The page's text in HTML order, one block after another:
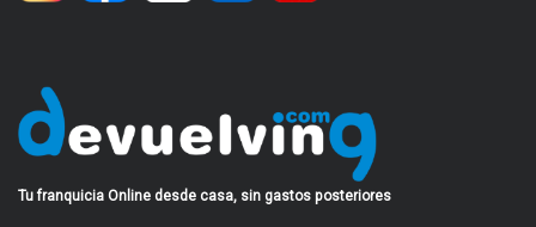
Tu franquicia Online desde casa, sin gastos posteriores